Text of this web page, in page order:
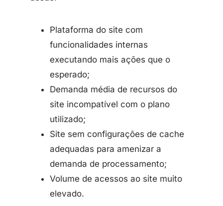
Plataforma do site com
funcionalidades internas
executando mais ações que o
esperado;
Demanda média de recursos do
site incompatível com o plano
utilizado;
Site sem configurações de cache
adequadas para amenizar a
demanda de processamento;
Volume de acessos ao site muito
elevado.